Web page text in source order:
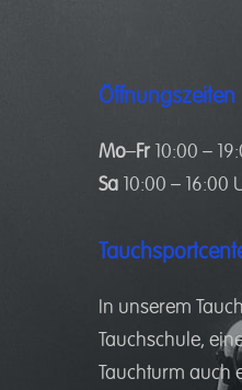
Öffnungszeiten
Mo–Fr10:00 –
Sa 10:00 – 16:00
In unserem
Tauchschule,
Tauchturm auch